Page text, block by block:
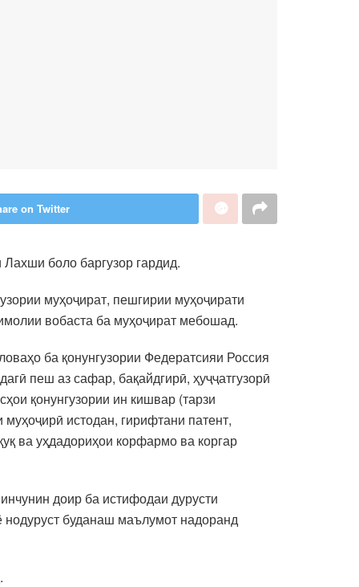
on Twitter
боло баргузор гардид.
муҳоҷират, пешгирии муҳоҷирати
вобаста ба муҳоҷират мебошад.
ба қонунгузории Федератсияи Россия
пеш аз сафар, бақайдгирӣ, ҳуҷҷатгузорӣ
қонунгузории ин кишвар (тарзи
истодан, гирифтани патент,
ва уҳдадориҳои корфармо ва коргар
доир ба истифодаи дурусти
нодуруст буданаш маълумот надоранд